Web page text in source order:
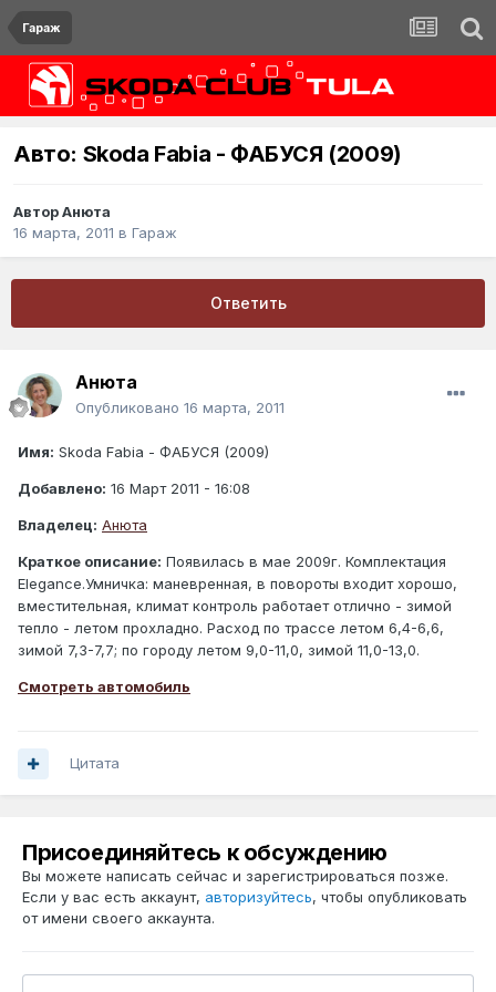
Гараж
Авто: Skoda Fabia - ФАБУСЯ (2009)
АвторАнюта
16 марта, 2011 в Гараж
Ответить
Анюта
Опубликовано 16 марта, 2011
Имя: Skoda Fabia - ФАБУСЯ (2009)
Добавлено: 16 Март 2011 - 16:08
Владелец: Анюта
Краткое описание: Появилась в мае 2009г. Комплектация
Elegance.Умничка: маневренная, в повороты входит хорошо,
вместительная, климат контроль работает отлично - зимой
тепло - летом прохладно. Расход по трассе летом 6,4-6,6,
зимой 7,3-7,7; по городу летом 9,0-11,0, зимой 11,0-13,0.
Смотреть автомобиль
Цитата
Присоединяйтесь к обсуждению
Вы можете написать сейчас и зарегистрироваться позже.
Если у вас есть аккаунт, авторизуйтесь, чтобы опубликовать
от имени своего аккаунта.